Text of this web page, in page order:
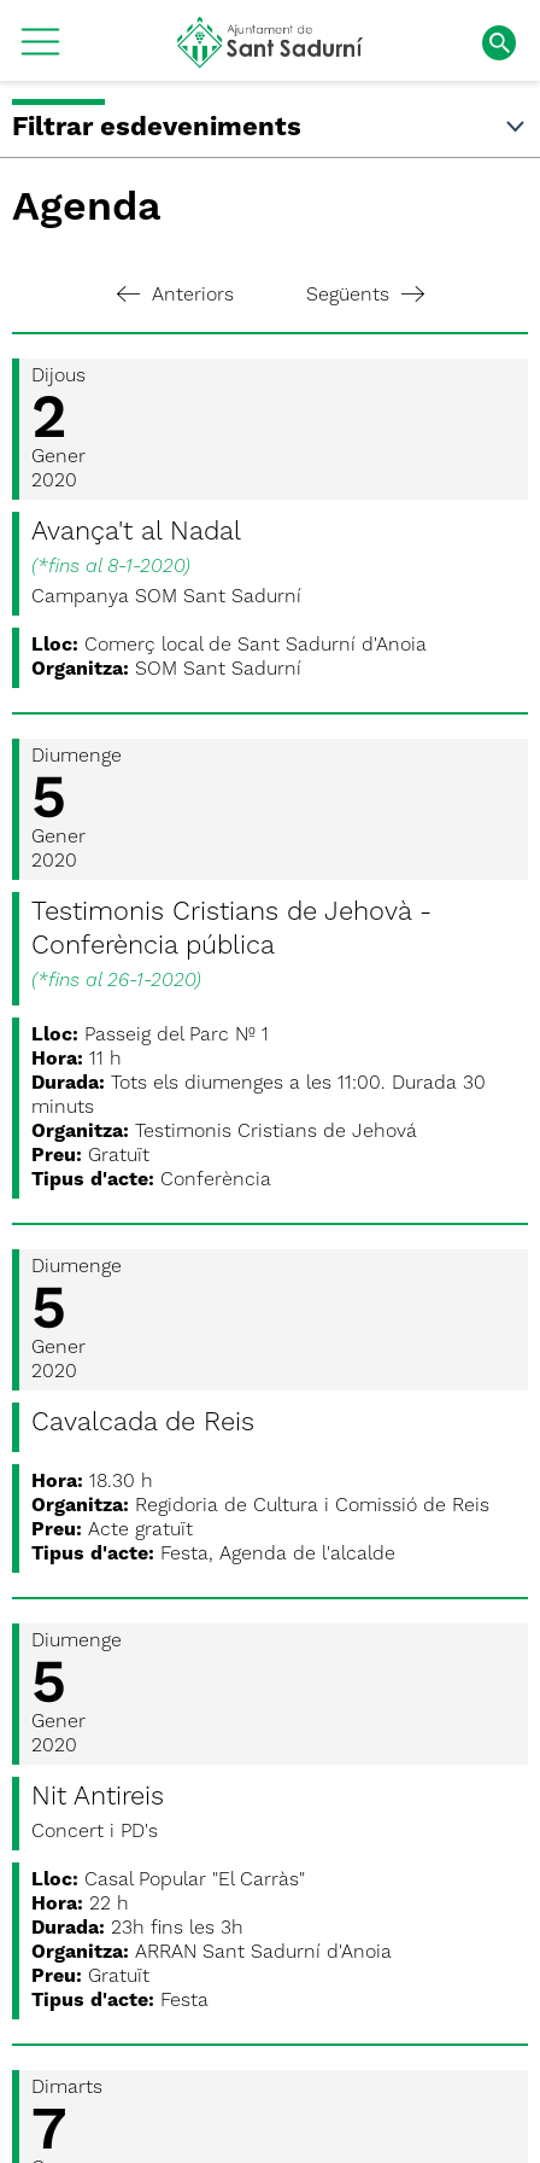
Filtrar esdeveniments
Agenda
Anteriors Següents
Dijous
2
Gener
2020
Avança't al Nadal
(*fins al 8-1-2020)
Campanya SOM Sant Sadurní
Lloc: Comerç local de Sant Sadurní d'Anoia
Organitza: SOM Sant Sadurní
Diumenge
5
Gener
2020
Testimonis Cristians de Jehovà -
Conferència pública
(*fins al 26-1-2020)
Lloc: Passeig del Parc Nº 1
Hora: 11 h
Durada:
Tots els diumenges a les 11:00. Durada 30
minuts
Organitza:
Testimonis Cristians de Jehová
Preu: Gratuït
Tipus d'acte: Conferència
Diumenge
5
Gener
2020
Cavalcada de Reis
Hora: 18.30 h
Organitza: Regidoria de Cultura i Comissió de Reis
Preu: Acte gratuït
Tipus d'acte: Festa, Agenda de l'alcalde
Diumenge
5
Gener
2020
Nit Antireis
Concert i PD's
Lloc: Casal Popular "El Carràs"
Hora: 22 h
Durada: 23h fins les 3h
Organitza: ARRAN Sant Sadurní d'Anoia
Preu: Gratuït
Tipus d'acte: Festa
Dimarts
7